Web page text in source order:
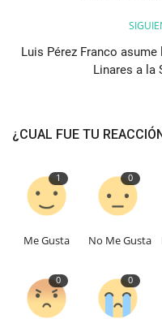
Luis Pérez Franco
Linares a la
¿CUAL FUE TU
1
Me Gusta
0
No Me Gusta
0 0